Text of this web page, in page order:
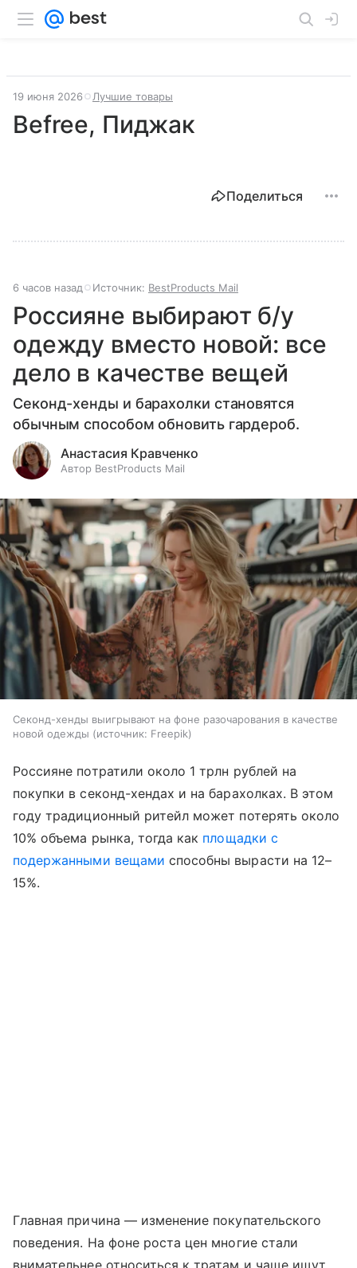
19 июня 2026 Лучшие товары
Befree, Пиджак
Поделиться
6 часов назад Источник: BestProducts Mail
Россияне выбирают б/у
одежду вместо новой: все
дело в качестве вещей
Секонд-хенды и барахолки становятся
обычным способом обновить гардероб.
Анастасия Кравченко
Автор BestProducts Mail
Секонд-хенды выигрывают на фоне разочарования в качестве
новой одежды
источник: Freepik
Россияне потратили около 1 трлн рублей на
покупки в секонд-хендах и на барахолках. В этом
году традиционный ритейл может потерять около
10% объема рынка, тогда как площадки с
подержанными вещами способны вырасти на 12–
15%.
Главная причина — изменение покупательского
поведения. На фоне роста цен многие стали